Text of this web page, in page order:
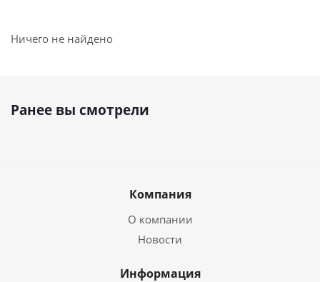
Ничего не найдено
Ранее вы смотрели
Компания
О компании
Новости
Информация